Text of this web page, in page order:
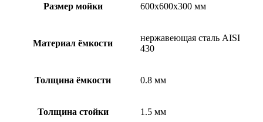
Размер мойки 600x600x300 мм
Материал ёмкости
нержавеющая сталь AISI
430
Толщина ёмкости 0.8 мм
Толщина стойки 1.5 мм